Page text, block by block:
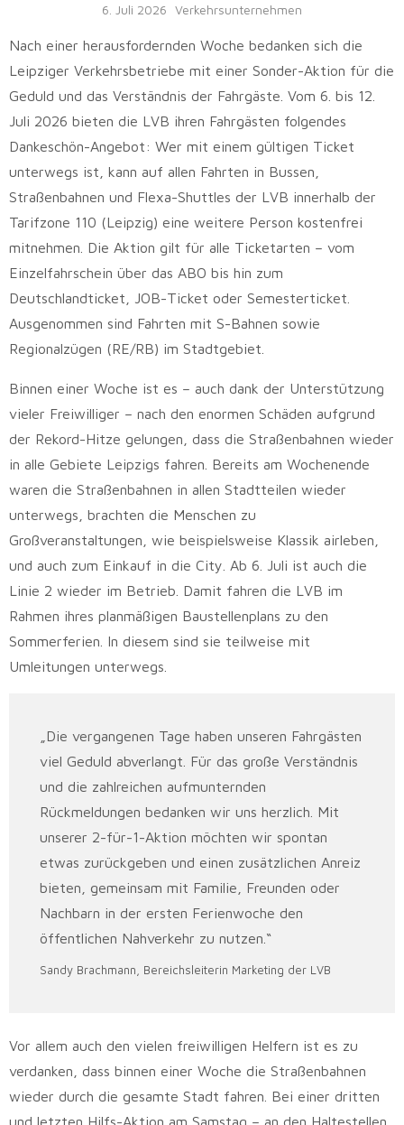
6. Juli 2026 Verkehrsunternehmen
Nach einer herausfordernden Woche bedanken sich die
Leipziger Verkehrsbetriebe mit einer Sonder-Aktion für die
Geduld und das Verständnis der Fahrgäste. Vom 6. bis 12.
Juli 2026 bieten die LVB ihren Fahrgästen folgendes
Dankeschön-Angebot: Wer mit einem gültigen Ticket
unterwegs ist, kann auf allen Fahrten in Bussen,
Straßenbahnen und Flexa-Shuttles der LVB innerhalb der
Tarifzone 110 (Leipzig) eine weitere Person kostenfrei
mitnehmen. Die Aktion gilt für alle Ticketarten – vom
Einzelfahrschein über das ABO bis hin zum
Deutschlandticket, JOB-Ticket oder Semesterticket.
Ausgenommen sind Fahrten mit S-Bahnen sowie
Regionalzügen (RE/RB) im Stadtgebiet.
Binnen einer Woche ist es – auch dank der Unterstützung
vieler Freiwilliger – nach den enormen Schäden aufgrund
der Rekord-Hitze gelungen, dass die Straßenbahnen wieder
in alle Gebiete Leipzigs fahren. Bereits am Wochenende
waren die Straßenbahnen in allen Stadtteilen wieder
unterwegs, brachten die Menschen zu
Großveranstaltungen, wie beispielsweise Klassik airleben,
und auch zum Einkauf in die City. Ab 6. Juli ist auch die
Linie 2 wieder im Betrieb. Damit fahren die LVB im
Rahmen ihres planmäßigen Baustellenplans zu den
Sommerferien. In diesem sind sie teilweise mit
Umleitungen unterwegs.
„Die vergangenen Tage haben unseren Fahrgästen
viel Geduld abverlangt. Für das große Verständnis
und die zahlreichen aufmunternden
Rückmeldungen bedanken wir uns herzlich. Mit
unserer 2-für-1-Aktion möchten wir spontan
etwas zurückgeben und einen zusätzlichen Anreiz
bieten, gemeinsam mit Familie, Freunden oder
Nachbarn in der ersten Ferienwoche den
öffentlichen Nahverkehr zu nutzen.“
Sandy Brachmann, Bereichsleiterin Marketing der LVB
Vor allem auch den vielen freiwilligen Helfern ist es zu
verdanken, dass binnen einer Woche die Straßenbahnen
wieder durch die gesamte Stadt fahren. Bei einer dritten
und letzten Hilfs-Aktion am Samstag – an den Haltestellen